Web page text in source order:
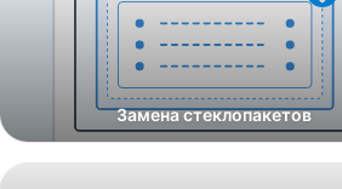
Замена стеклопакетов